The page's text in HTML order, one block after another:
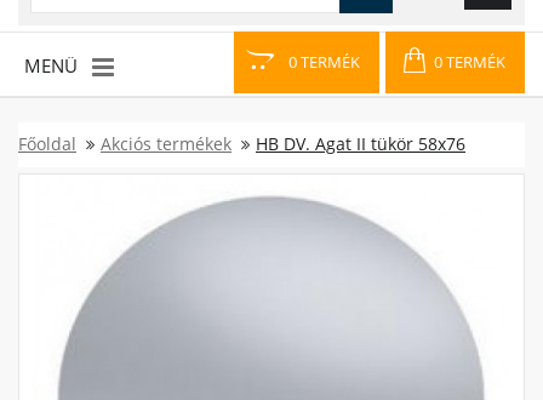
0 TERMÉK 0 TERMÉK
MENÜ
Főoldal Akciós termékek HB DV. Agat II tükör 58x76